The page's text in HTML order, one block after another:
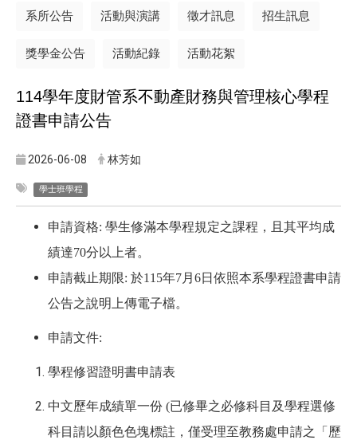
系所公告 活動與演講 徵才訊息 招生訊息
獎學金公告 活動紀錄 活動花絮
114學年度財管系不動產財務與管理核心學程
證書申請公告
2026-06-08 林芳如
學士班學程
申請資格: 學生修滿本學程規定之課程，且其平均成
績達70分以上者。
申請截止期限: 於115年7月6日依照本系學程證書申請
公告之說明上傳電子檔。
申請文件:
學程修習證明書申請表
中文歷年成績單一份 (已修畢之必修科目及學程選修
科目請以顏色色塊標註，僅受理至教務處申請之「歷